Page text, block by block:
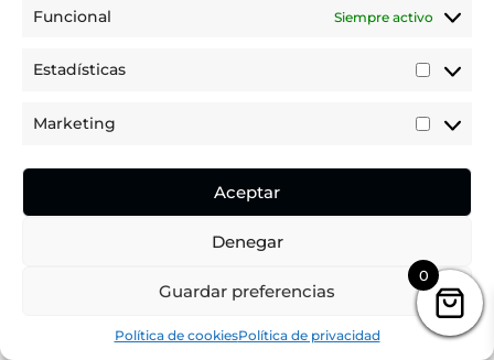
Funcional Siempre activo
Estadísticas
Marketing
Aceptar
Denegar
Guardar preferencias
Política de cookiesPolítica de privacidad
PIZZA VERANIEGA
Rango
de
desde
€13,90
IVA incluido
0